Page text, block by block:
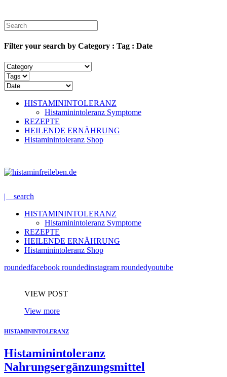
Filter your search by Category : Tag : Date
HISTAMININTOLERANZ
Histaminintoleranz Symptome
REZEPTE
HEILENDE ERNÄHRUNG
Histaminintoleranz Shop
| search
HISTAMININTOLERANZ
Histaminintoleranz Symptome
REZEPTE
HEILENDE ERNÄHRUNG
Histaminintoleranz Shop
roundedfacebook roundedinstagram roundedyoutube
VIEW POST
View more
HISTAMININTOLERANZ
Histaminintoleranz
Nahrungsergänzungsmittel